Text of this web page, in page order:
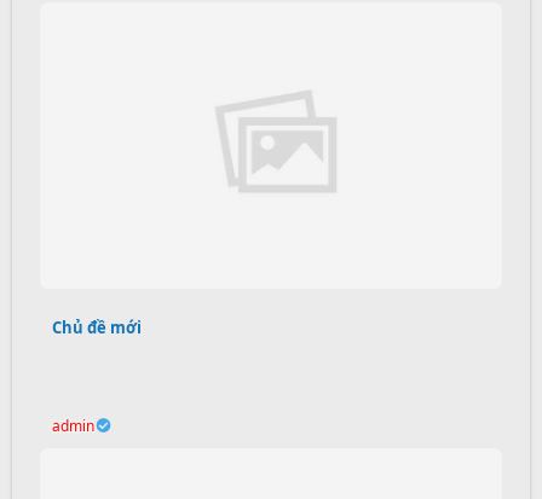
Chủ đề mới
admin